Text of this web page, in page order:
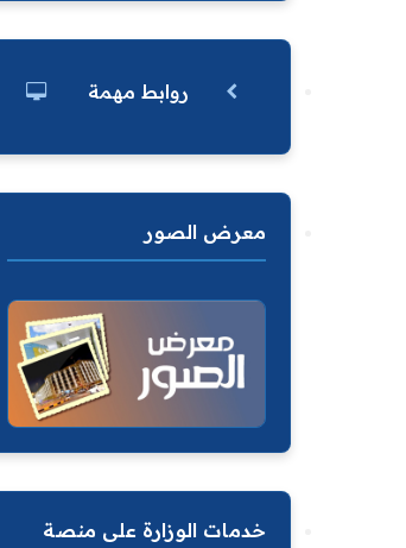
روابط مهمة
معرض الصور
خدمات الوزارة على منصة